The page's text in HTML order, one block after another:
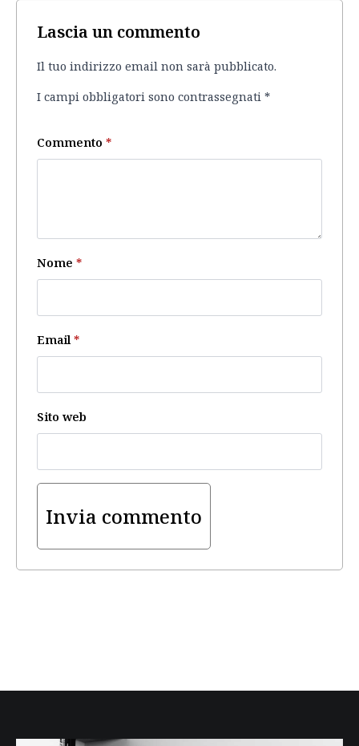
Lascia un commento
Il tuo indirizzo email non sarà pubblicato.
I campi obbligatori sono contrassegnati *
Commento *
Nome *
Email *
Sito web